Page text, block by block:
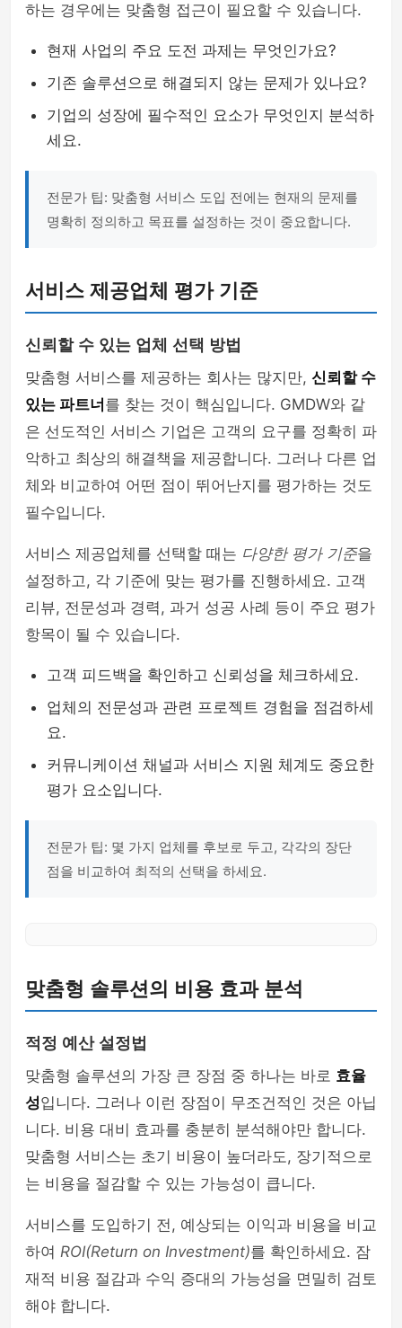
하는 경우에는 맞춤형 접근이 필요할 수 있습니다.
현재 사업의 주요 도전 과제는 무엇인가요?
기존 솔루션으로 해결되지 않는 문제가 있나요?
기업의 성장에 필수적인 요소가 무엇인지 분석하
세요.
전문가 팁: 맞춤형 서비스 도입 전에는 현재의 문제를
명확히 정의하고 목표를 설정하는 것이 중요합니다.
서비스 제공업체 평가 기준
신뢰할 수 있는 업체 선택 방법
맞춤형 서비스를 제공하는 회사는 많지만, 신뢰할 수
있는 파트너 를 찾는 것이 핵심입니다. GMDW와 같
은 선도적인 서비스 기업은 고객의 요구를 정확히 파
악하고 최상의 해결책을 제공합니다. 그러나 다른 업
체와 비교하여 어떤 점이 뛰어난지를 평가하는 것도
필수입니다.
서비스 제공업체를 선택할 때는 다양한 평가 기준을
설정하고, 각 기준에 맞는 평가를 진행하세요. 고객
리뷰, 전문성과 경력, 과거 성공 사례 등이 주요 평가
항목이 될 수 있습니다.
고객 피드백을 확인하고 신뢰성을 체크하세요.
업체의 전문성과 관련 프로젝트 경험을 점검하세
요.
커뮤니케이션 채널과 서비스 지원 체계도 중요한
평가 요소입니다.
전문가 팁: 몇 가지 업체를 후보로 두고, 각각의 장단
점을 비교하여 최적의 선택을 하세요.
맞춤형 솔루션의 비용 효과 분석
적정 예산 설정법
맞춤형 솔루션의 가장 큰 장점 중 하나는 바로 효율
성입니다. 그러나 이런 장점이 무조건적인 것은 아닙
니다. 비용 대비 효과를 충분히 분석해야만 합니다.
맞춤형 서비스는 초기 비용이 높더라도, 장기적으로
는 비용을 절감할 수 있는 가능성이 큽니다.
서비스를 도입하기 전, 예상되는 이익과 비용을 비교
하여 ROI(Return on Investment)를 확인하세요. 잠
재적 비용 절감과 수익 증대의 가능성을 면밀히 검토
해야 합니다.